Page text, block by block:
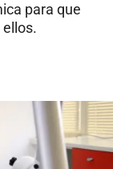
para que